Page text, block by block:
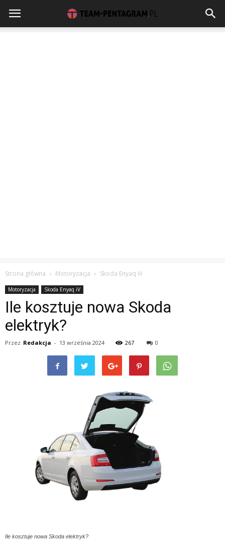
Strona główna Motoryzacja Skoda Enyaq iV
Motoryzacja Skoda Enyaq iV
Ile kosztuje nowa Skoda
elektryk?
Przez Redakcja - 13 września 2024 267 0
Ile kosztuje nowa Skoda elektryk?